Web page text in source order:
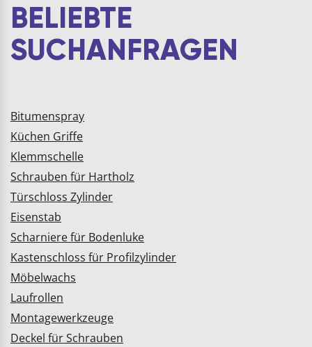
BELIEBTE
SUCHANFRAGEN
Bitumenspray
Küchen Griffe
Klemmschelle
Schrauben für Hartholz
Türschloss Zylinder
Eisenstab
Scharniere für Bodenluke
Kastenschloss für Profilzylinder
Möbelwachs
Laufrollen
Montagewerkzeuge
Deckel für Schrauben